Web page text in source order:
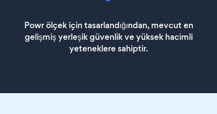
Powr ölçek için tasarlandığından, mevcut en
gelişmiş yerleşik güvenlik ve yüksek hacimli
yeteneklere sahiptir.